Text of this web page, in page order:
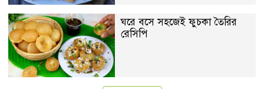
ঘরে বসে সহজেই ফুচকা তৈরির
রেসিপি